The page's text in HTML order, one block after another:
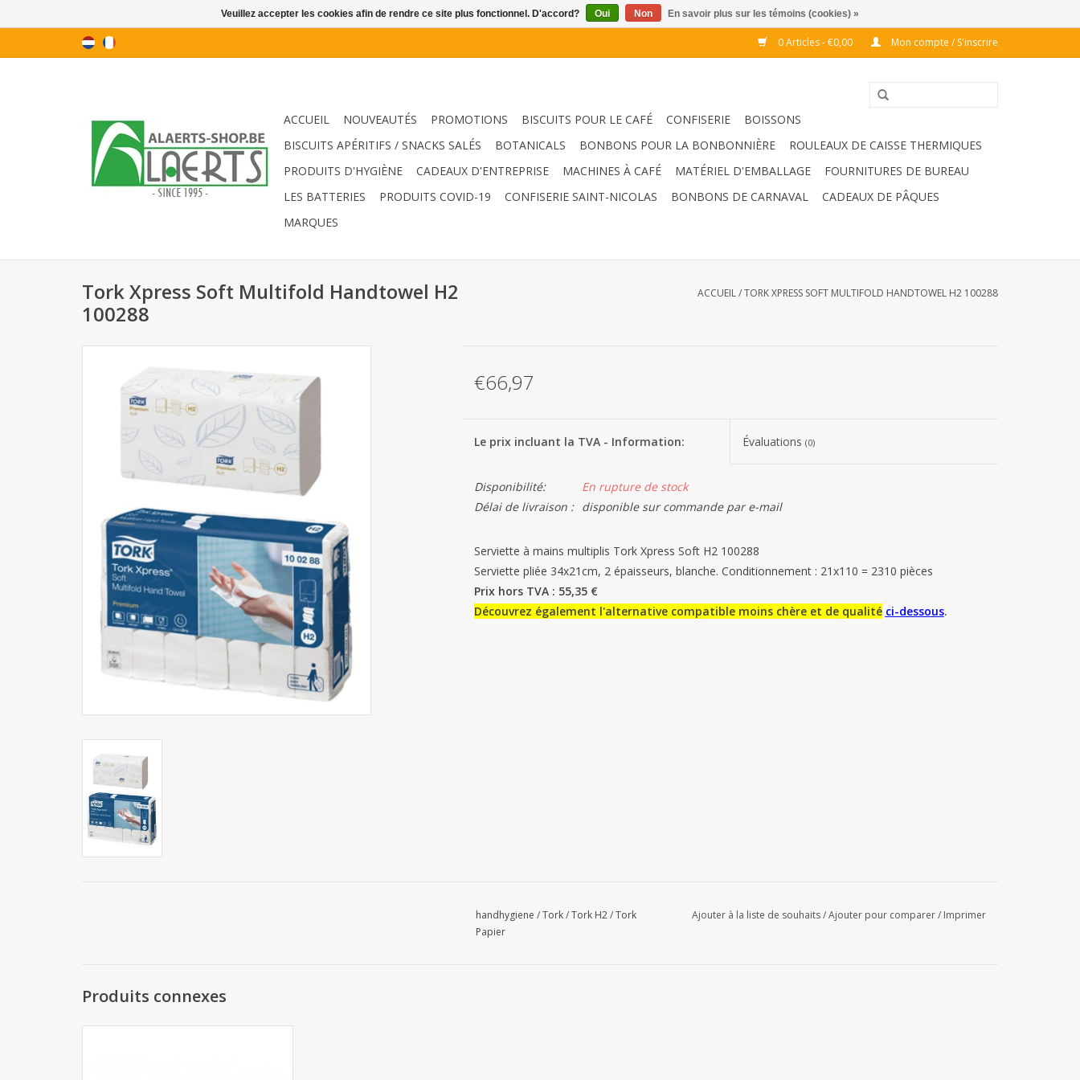
0 Articles - €0,00 Mon compte / S'inscrire
ACCUEIL NOUVEAUTÉS PROMOTIONS BISCUITS POUR LE CAFÉ CONFISERIE
BOISSONS
BISCUITS APÉRITIFS / SNACKS SALÉS
BOTANICALS BONBONS POUR LA BONBONNIÈRE
ROULEAUX DE CAISSE THERMIQUES
PRODUITS D'HYGIÈNE
CADEAUX D'ENTREPRISE MACHINES À CAFÉ MATÉRIEL D'EMBALLAGE
FOURNITURES DE BUREAU
LES BATTERIES
PRODUITS COVID-19 CONFISERIE SAINT-NICOLAS BONBONS DE CARNAVAL
CADEAUX DE PÂQUES
MARQUES
Tork Xpress Soft Multifold Handtowel H2
100288
ACCUEIL/TORK XPRESS SOFT MULTIFOLD HANDTOWEL H2 100288
€66,97
Le prix incluant la TVA - Information: Évaluations(0)
Disponibilité:
En rupture de stock
Délai de livraison :
disponible sur commande par e-mail
Serviette à mains multiplis Tork Xpress Soft H2 100288
Serviette pliée 34x21cm, 2 épaisseurs, blanche. Conditionnement : 21x110 = 2310 pièces
Prix ​​hors TVA : 55,35 €
Découvrez également l'alternative compatible moins chère et de qualité ci-dessous.
handhygiene /Tork/Tork H2/Tork
Papier
Ajouter à la liste de souhaits/Ajouter pour comparer/ Imprimer
Produits connexes
Veuillez accepter les cookies afin de rendre ce site plus fonctionnel. D'accord? Oui Non En savoir plus sur les témoins (cookies) »